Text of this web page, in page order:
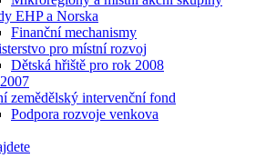
EHP a Norska
Finanční mechanismy
pro místní rozvoj
Dětská hřiště pro rok 2008
zemědělský intervenční fond
Podpora rozvoje venkova